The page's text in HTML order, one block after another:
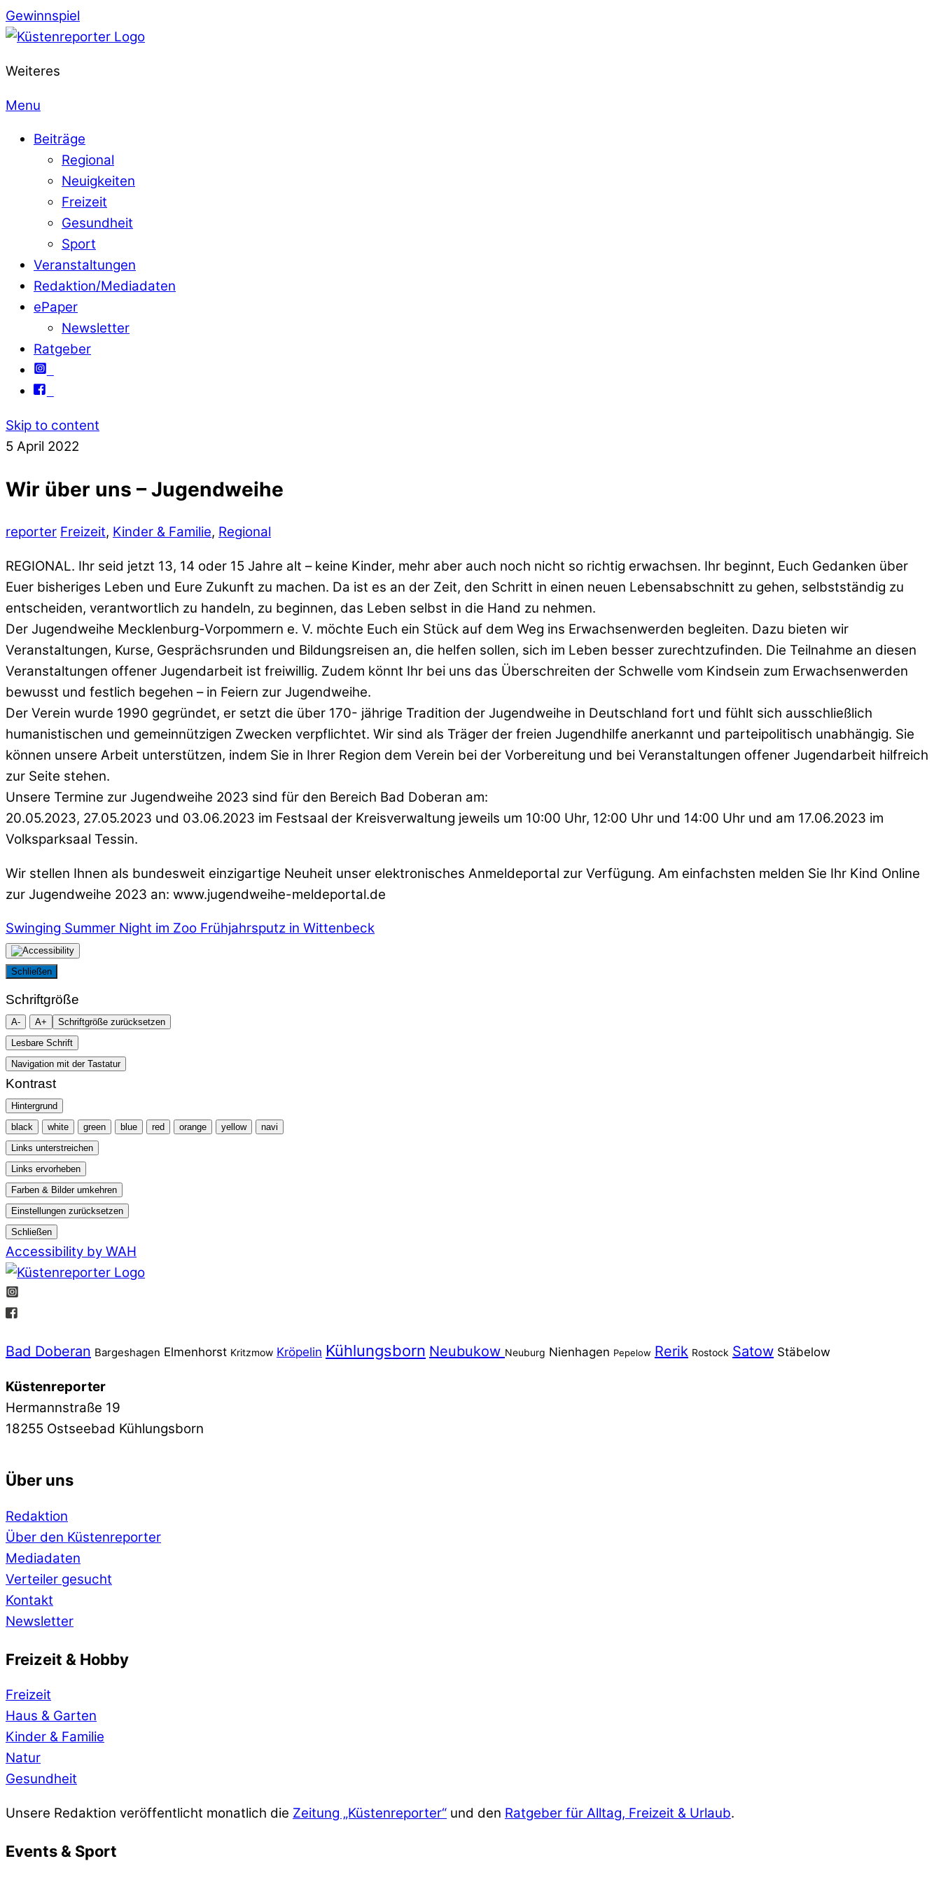
Gewinnspiel
Weiteres
Menu
Beiträge
Regional
Neuigkeiten
Freizeit
Gesundheit
Sport
Veranstaltungen
Redaktion/Mediadaten
ePaper
Newsletter
Ratgeber
Skip to content
5 April 2022
Wir über uns – Jugendweihe
reporter Freizeit, Kinder & Familie, Regional
REGIONAL. Ihr seid jetzt 13, 14 oder 15 Jahre alt – keine Kinder, mehr aber auch noch nicht so richtig erwachsen. Ihr beginnt, Euch Gedanken über
Euer bisheriges Leben und Eure Zukunft zu machen. Da ist es an der Zeit, den Schritt in einen neuen Lebensabschnitt zu gehen, selbstständig zu
entscheiden, verantwortlich zu handeln, zu beginnen, das Leben selbst in die Hand zu nehmen.
Der Jugendweihe Mecklenburg-Vorpommern e. V. möchte Euch ein Stück auf dem Weg ins Erwachsenwerden begleiten. Dazu bieten wir
Veranstaltungen, Kurse, Gesprächsrunden und Bildungsreisen an, die helfen sollen, sich im Leben besser zurechtzufinden. Die Teilnahme an diesen
Veranstaltungen offener Jugendarbeit ist freiwillig. Zudem könnt Ihr bei uns das Überschreiten der Schwelle vom Kindsein zum Erwachsenwerden
bewusst und festlich begehen – in Feiern zur Jugendweihe.
Der Verein wurde 1990 gegründet, er setzt die über 170- jährige Tradition der Jugendweihe in Deutschland fort und fühlt sich ausschließlich
humanistischen und gemeinnützigen Zwecken verpflichtet. Wir sind als Träger der freien Jugendhilfe anerkannt und parteipolitisch unabhängig. Sie
können unsere Arbeit unterstützen, indem Sie in Ihrer Region dem Verein bei der Vorbereitung und bei Veranstaltungen offener Jugendarbeit hilfreich
zur Seite stehen.
Unsere Termine zur Jugendweihe 2023 sind für den Bereich Bad Doberan am:
20.05.2023, 27.05.2023 und 03.06.2023 im Festsaal der Kreisverwaltung jeweils um 10:00 Uhr, 12:00 Uhr und 14:00 Uhr und am 17.06.2023 im
Volksparksaal Tessin.
Wir stellen Ihnen als bundesweit einzigartige Neuheit unser elektronisches Anmeldeportal zur Verfügung. Am einfachsten melden Sie Ihr Kind Online
zur Jugendweihe 2023 an: www.jugendweihe-meldeportal.de
Swinging Summer Night im Zoo Frühjahrsputz in Wittenbeck
Schließen
Schriftgröße
A- A+
Schriftgröße zurücksetzen
Lesbare Schrift
Navigation mit der Tastatur
Kontrast
Hintergrund
black
white green blue red orange yellow
navi
Links unterstreichen
Links ervorheben
Farben & Bilder umkehren
Einstellungen zurücksetzen
Schließen
Accessibility by WAH
Bad Doberan Bargeshagen Elmenhorst Kritzmow Kröpelin Kühlungsborn Neubukow Neuburg Nienhagen Pepelow Rerik Rostock Satow Stäbelow
Küstenreporter
Hermannstraße 19
18255 Ostseebad Kühlungsborn
Über uns
Redaktion
Über den Küstenreporter
Mediadaten
Verteiler gesucht
Kontakt
Newsletter
Freizeit & Hobby
Freizeit
Haus & Garten
Kinder & Familie
Natur
Gesundheit
Unsere Redaktion veröffentlicht monatlich die Zeitung „Küstenreporter“ und den Ratgeber für Alltag, Freizeit & Urlaub.
Events & Sport